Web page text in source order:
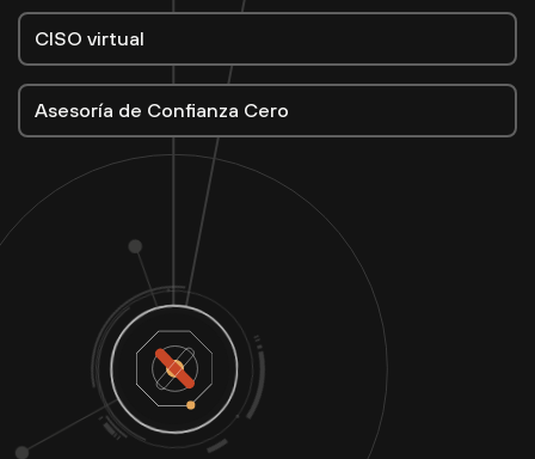
CISO virtual
Asesoría de Confianza Cero